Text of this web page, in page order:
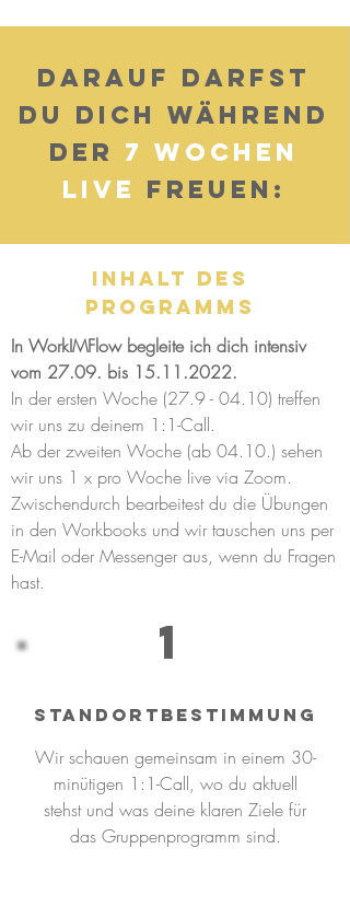
DARAUF DARFST
DU Dich während
der 7 Wochen
LIVE FREUEN:
Inhalt des
Programms
In WorkIMFlow begleite ich dich intensiv
vom 27.09. bis 15.11.2022.
​In der ersten Woche (27.9 - 04.10) treffen
wir uns zu deinem 1:1-Call.
Ab der zweiten Woche (ab 04.10.) sehen
wir uns 1 x pro Woche live via Zoom.
Zwischendurch bearbeitest du die Übungen
in den Workbooks und wir tauschen uns per
E-Mail oder Messenger aus, wenn du Fragen
hast.
STandortbestimmung
Wir schauen gemeinsam in einem 30-
minütigen 1:1-Call, wo du aktuell
stehst und was deine klaren Ziele für
das Gruppenprogramm sind.
1